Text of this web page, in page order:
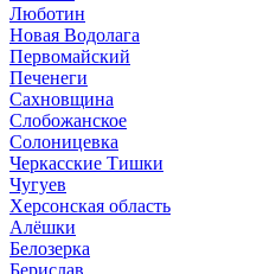
Люботин
Новая Водолага
Первомайский
Печенеги
Сахновщина
Слобожанское
Солоницевка
Черкасские Тишки
Чугуев
Херсонская область
Алёшки
Белозерка
Берислав